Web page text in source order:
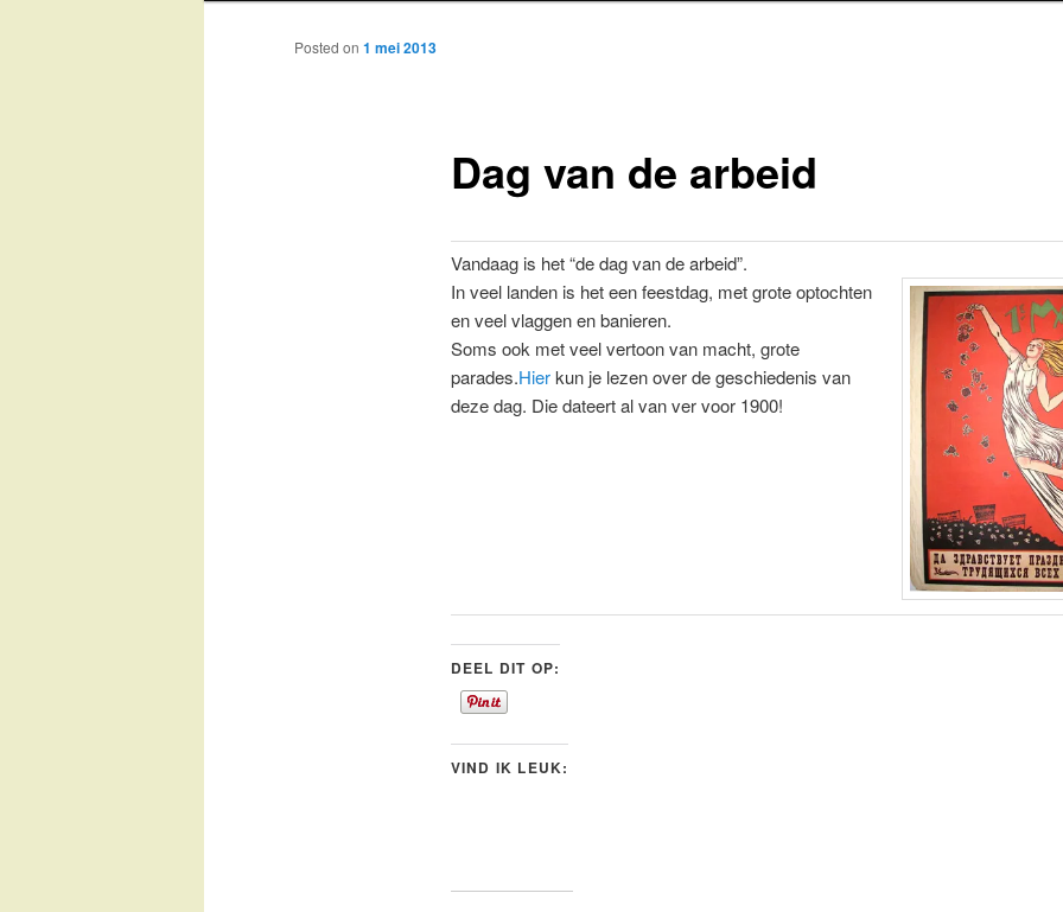
to
Dag van de arbeid
Posted on 1 mei 2013
Vandaag is het “de dag van de arbeid”.
In veel landen is het een feestdag, met grote optochten
en veel vlaggen en banieren.
Soms ook met veel vertoon van macht, grote
parades.Hierkun je lezen over de geschiedenis van
deze dag. Die dateert al van ver voor 1900!
DEEL DIT OP:
VIND IK LEUK: